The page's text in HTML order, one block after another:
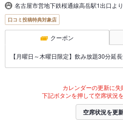
名古屋市営地下鉄桜通線高岳駅1出口よ
口コミ投稿特典対象店
クーポン
【月曜日～木曜日限定】飲み放題30分延
カレンダーの更新に失
下記ボタンを押して空席状況
空席状況を更